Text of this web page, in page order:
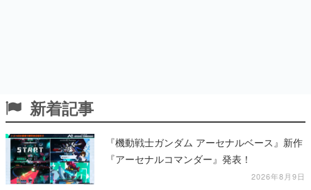
新着記事
『機動戦士ガンダム アーセナルベース』新作
『アーセナルコマンダー』発表！
2026年8月9日